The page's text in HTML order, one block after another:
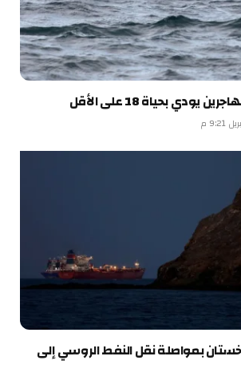
بحياة 18 على الأقل
بمواصلة نقل النفط الروسي إلى